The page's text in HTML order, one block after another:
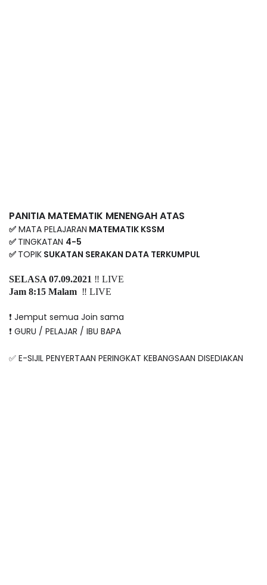
PANITIA MATEMATIK MENENGAH ATAS
✅ MATA PELAJARAN MATEMATIK KSSM
✅ TINGKATAN 4-5
✅ TOPIK SUKATAN SERAKAN DATA TERKUMPUL
SELASA 07.09.2021 ‼️ LIVE
Jam 8:15 Malam ‼️ LIVE
❗️ Jemput semua Join sama
❗️ GURU / PELAJAR / IBU BAPA
✅ E-SIJIL PENYERTAAN PERINGKAT KEBANGSAAN DISEDIAKAN